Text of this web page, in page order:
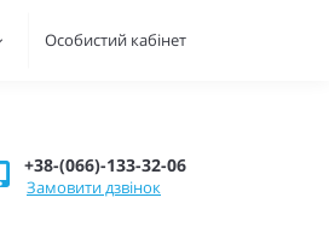
Особистий кабінет
+38-(066)-133-32-06
Замовити дзвінок